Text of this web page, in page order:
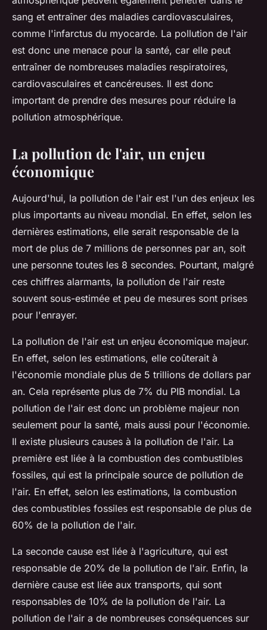
sang et entraîner des maladies cardiovasculaires,
comme l'infarctus du myocarde. La pollution de l'air
est donc une menace pour la santé, car elle peut
entraîner de nombreuses maladies respiratoires,
cardiovasculaires et cancéreuses. Il est donc
important de prendre des mesures pour réduire la
pollution atmosphérique.
La pollution de l'air, un enjeu
économique
Aujourd'hui, la pollution de l'air est l'un des enjeux les
plus importants au niveau mondial. En effet, selon les
dernières estimations, elle serait responsable de la
mort de plus de 7 millions de personnes par an, soit
une personne toutes les 8 secondes. Pourtant, malgré
ces chiffres alarmants, la pollution de l'air reste
souvent sous-estimée et peu de mesures sont prises
pour l'enrayer.
La pollution de l'air est un enjeu économique majeur.
En effet, selon les estimations, elle coûterait à
l'économie mondiale plus de 5 trillions de dollars par
an. Cela représente plus de 7% du PIB mondial. La
pollution de l'air est donc un problème majeur non
seulement pour la santé, mais aussi pour l'économie.
Il existe plusieurs causes à la pollution de l'air. La
première est liée à la combustion des combustibles
fossiles, qui est la principale source de pollution de
l'air. En effet, selon les estimations, la combustion
des combustibles fossiles est responsable de plus de
60% de la pollution de l'air.
La seconde cause est liée à l'agriculture, qui est
responsable de 20% de la pollution de l'air. Enfin, la
dernière cause est liée aux transports, qui sont
responsables de 10% de la pollution de l'air. La
pollution de l'air a de nombreuses conséquences sur